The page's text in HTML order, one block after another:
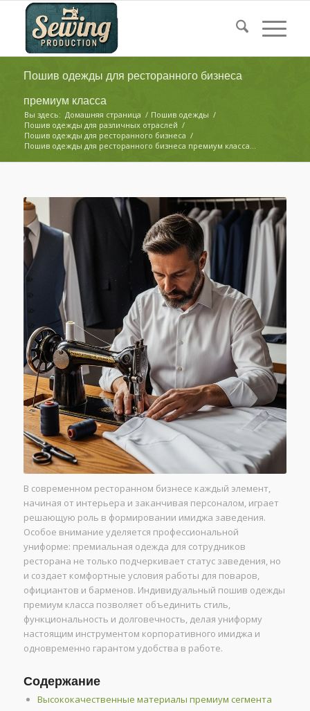
Пошив одежды для ресторанного бизнеса
премиум класса
Вы здесь: Домашняя страница / Пошив одежды /
Пошив одежды для различных отраслей /
Пошив одежды для ресторанного бизнеса /
Пошив одежды для ресторанного бизнеса премиум класса...
В современном ресторанном бизнесе каждый элемент,
начиная от интерьера и заканчивая персоналом, играет
решающую роль в формировании имиджа заведения.
Особое внимание уделяется профессиональной
униформе: премиальная одежда для сотрудников
ресторана не только подчеркивает статус заведения, но
и создает комфортные условия работы для поваров,
официантов и барменов. Индивидуальный пошив одежды
премиум класса позволяет объединить стиль,
функциональность и долговечность, делая униформу
настоящим инструментом корпоративного имиджа и
одновременно гарантом удобства в работе.
Содержание
Высококачественные материалы премиум сегмента